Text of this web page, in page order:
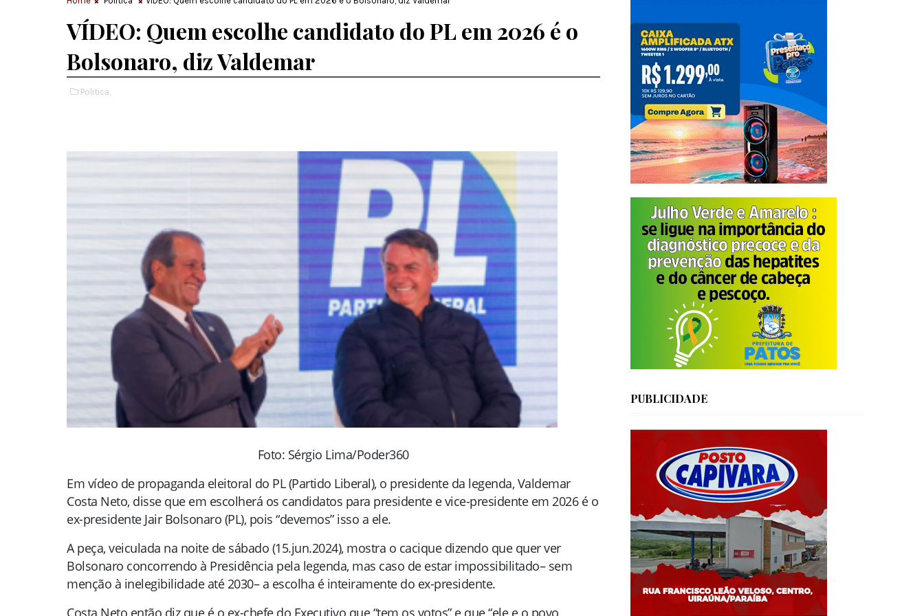
VÍDEO: Quem escolhe candidato do PL em 2026 é o
Bolsonaro, diz Valdemar
Politica,
Foto: Sérgio Lima/Poder360
Em vídeo de propaganda eleitoral do PL (Partido Liberal), o presidente da legenda, Valdemar
Costa Neto, disse que em escolherá os candidatos para presidente e vice-presidente em 2026 é o
ex-presidente Jair Bolsonaro (PL), pois “devemos” isso a ele.
A peça, veiculada na noite de sábado (15.jun.2024), mostra o cacique dizendo que quer ver
Bolsonaro concorrendo à Presidência pela legenda, mas caso de estar impossibilitado– sem
menção à inelegibilidade até 2030– a escolha é inteiramente do ex-presidente.
PUBLICIDADE